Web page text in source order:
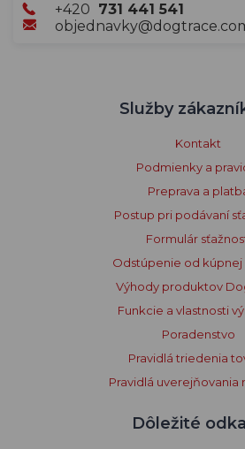
+420 731 441 541
Služby
Kontakt
Podmienky a
Preprava a
Postup pri podávaní
Formulár
Odstúpenie od kúpnej
Výhody produktov
Funkcie a vlastnosti
Poradenstvo
Pravidlá triedenia
Pravidlá uverejňovania
Dôležité